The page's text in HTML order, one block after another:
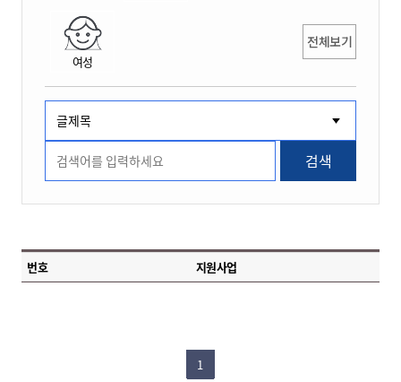
여성
전체보기
검색
번호 지원사업
1